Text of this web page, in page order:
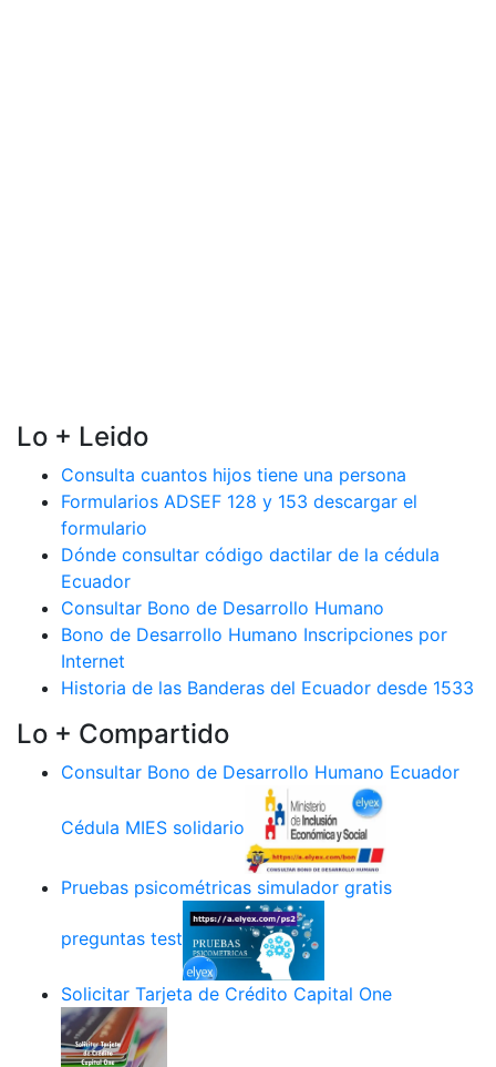
Lo + Leido
Consulta cuantos hijos tiene una persona
Formularios ADSEF 128 y 153 descargar el
formulario
Dónde consultar código dactilar de la cédula
Ecuador
Consultar Bono de Desarrollo Humano
Bono de Desarrollo Humano Inscripciones por
Internet
Historia de las Banderas del Ecuador desde 1533
Lo + Compartido
Consultar Bono de Desarrollo Humano Ecuador
Cédula MIES solidario
Pruebas psicométricas simulador gratis
preguntas test
Solicitar Tarjeta de Crédito Capital One